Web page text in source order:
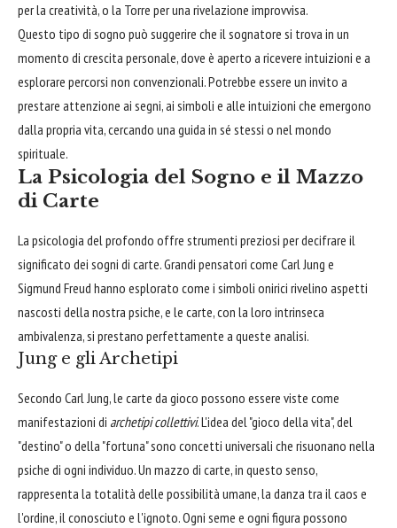
per la creatività, o la Torre per una rivelazione improvvisa.
Questo tipo di sogno può suggerire che il sognatore si trova in un
momento di crescita personale, dove è aperto a ricevere intuizioni e a
esplorare percorsi non convenzionali. Potrebbe essere un invito a
prestare attenzione ai segni, ai simboli e alle intuizioni che emergono
dalla propria vita, cercando una guida in sé stessi o nel mondo
spirituale.
La Psicologia del Sogno e il Mazzo
di Carte
La psicologia del profondo offre strumenti preziosi per decifrare il
significato dei sogni di carte. Grandi pensatori come Carl Jung e
Sigmund Freud hanno esplorato come i simboli onirici rivelino aspetti
nascosti della nostra psiche, e le carte, con la loro intrinseca
ambivalenza, si prestano perfettamente a queste analisi.
Jung e gli Archetipi
Secondo Carl Jung, le carte da gioco possono essere viste come
manifestazioni di archetipi collettivi. L'idea del "gioco della vita", del
"destino" o della "fortuna" sono concetti universali che risuonano nella
psiche di ogni individuo. Un mazzo di carte, in questo senso,
rappresenta la totalità delle possibilità umane, la danza tra il caos e
l'ordine, il conosciuto e l'ignoto. Ogni seme e ogni figura possono